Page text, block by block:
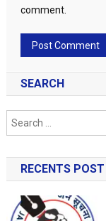
comment.
SEARCH
RECENTS POST